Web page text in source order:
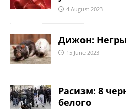
4 August 2023
Дижон:
15 June 2023
Расизм: 8
белого